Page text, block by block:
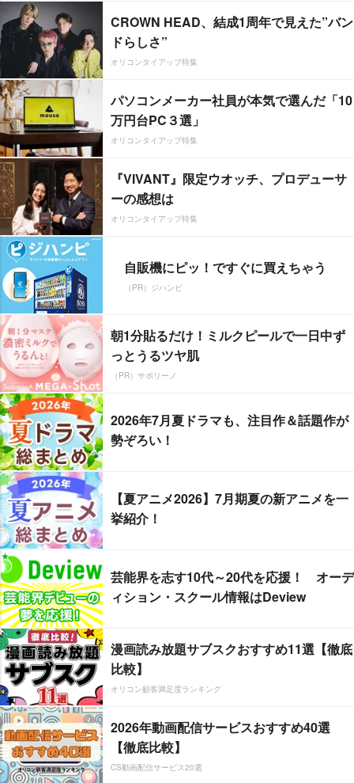
CROWN HEAD、結成1周年で見えた”バン
ドらしさ”
オリコンタイアップ特集
パソコンメーカー社員が本気で選んだ「10
万円台PC３選」
オリコンタイアップ特集
『VIVANT』限定ウオッチ、プロデューサ
ーの感想は
オリコンタイアップ特集
自販機にピッ！ですぐに買えちゃう
（PR）ジハンピ
朝1分貼るだけ！ミルクピールで一日中ず
っとうるツヤ肌
（PR）サボリーノ
2026年7月夏ドラマも、注目作＆話題作が
勢ぞろい！
【夏アニメ2026】7月期夏の新アニメを一
挙紹介！
芸能界を志す10代～20代を応援！ オーデ
ィション・スクール情報はDeview
漫画読み放題サブスクおすすめ11選【徹底
比較】
オリコン顧客満足度ランキング
2026年動画配信サービスおすすめ40選
【徹底比較】
CS動画配信サービス20選